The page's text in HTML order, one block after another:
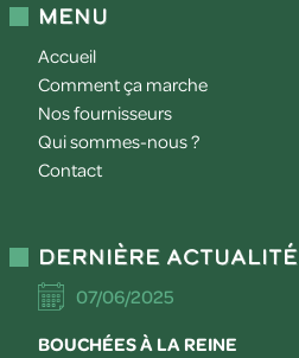
Menu
Accueil
Comment ça marche
Nos fournisseurs
Qui sommes-nous ?
Contact
Dernière actualité
07/06/2025
BOUCHÉES À LA REINE